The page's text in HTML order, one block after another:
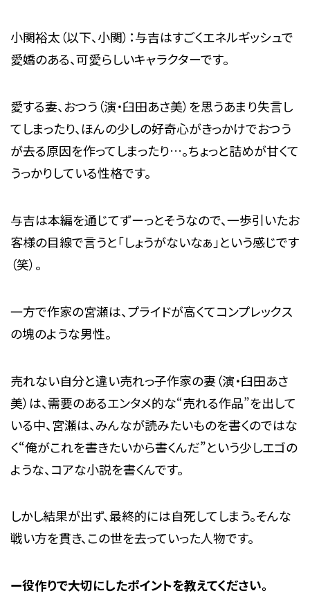
小関裕太（以下、小関）：与吉はすごくエネルギッシュで
愛嬌のある、可愛らしいキャラクターです。
愛する妻、おつう（演・臼田あさ美）を思うあまり失言し
てしまったり、ほんの少しの好奇心がきっかけでおつう
が去る原因を作ってしまったり…。ちょっと詰めが甘くて
うっかりしている性格です。
与吉は本編を通じてずーっとそうなので、一歩引いたお
客様の目線で言うと「しょうがないなぁ」という感じです
（笑）。
一方で作家の宮瀬は、プライドが高くてコンプレックス
の塊のような男性。
売れない自分と違い売れっ子作家の妻（演・臼田あさ
美）は、需要のあるエンタメ的な“売れる作品”を出して
いる中、宮瀬は、みんなが読みたいものを書くのではな
く“俺がこれを書きたいから書くんだ”という少しエゴの
ような、コアな小説を書くんです。
しかし結果が出ず、最終的には自死してしまう。そんな
戦い方を貫き、この世を去っていった人物です。
ー役作りで大切にしたポイントを教えてください。